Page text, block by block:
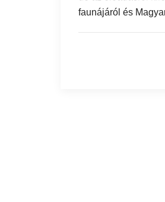
faunájáról és